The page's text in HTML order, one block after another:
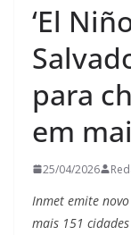
‘El
para
em
25/04/2026
Inmet emite
mais 151